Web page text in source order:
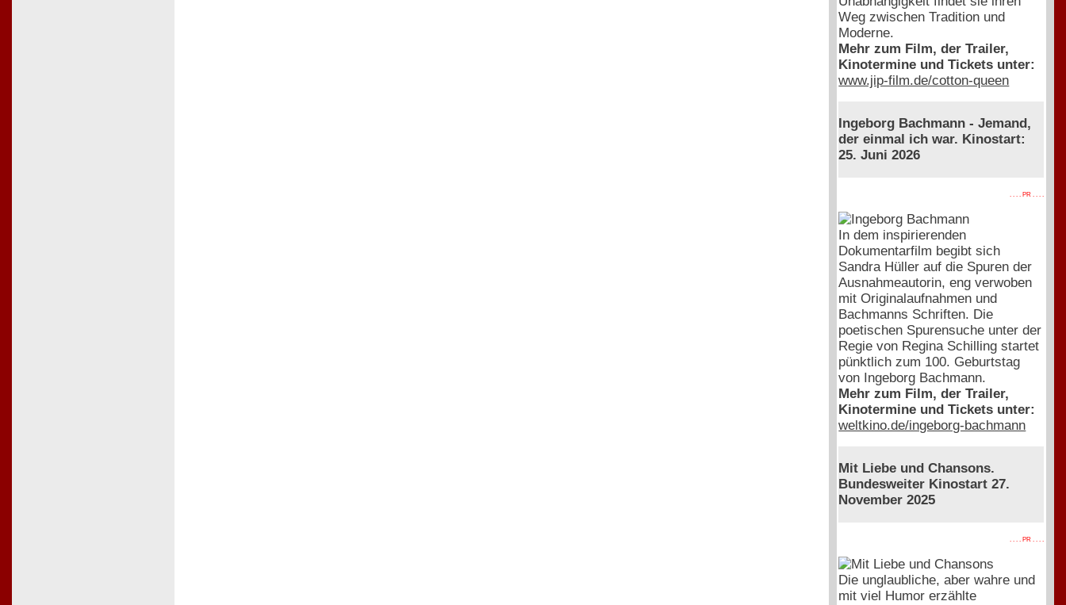
Weg zwischen Tradition und
Moderne.
Mehr zum Film, der Trailer,
Kinotermine und Tickets unter:
www.jip-film.de/cotton-queen
Ingeborg Bachmann - Jemand,
der einmal ich war. Kinostart:
25. Juni 2026
. . . . PR . . . .
In dem inspirierenden
Dokumentarfilm begibt sich
Sandra Hüller auf die Spuren der
Ausnahmeautorin, eng verwoben
mit Originalaufnahmen und
Bachmanns Schriften. Die
poetischen Spurensuche unter der
Regie von Regina Schilling startet
pünktlich zum 100. Geburtstag
von Ingeborg Bachmann.
Mehr zum Film, der Trailer,
Kinotermine und Tickets unter:
weltkino.de/ingeborg-bachmann
Mit Liebe und Chansons.
Bundesweiter Kinostart 27.
November 2025
. . . . PR . . . .
Die unglaubliche, aber wahre und
mit viel Humor erzählte